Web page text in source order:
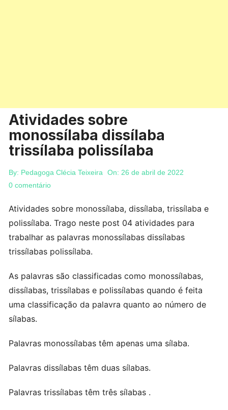
Atividades sobre
monossílaba dissílaba
trissílaba polissílaba
By: Pedagoga Clécia Teixeira On: 26 de abril de 2022
0 comentário
Atividades sobre monossílaba, dissílaba, trissílaba e
polissílaba. Trago neste post 04 atividades para
trabalhar as palavras monossílabas dissílabas
trissílabas polissílaba.
As palavras são classificadas como monossílabas,
dissílabas, trissílabas e polissílabas quando é feita
uma classificação da palavra quanto ao número de
sílabas.
Palavras monossílabas têm apenas uma sílaba.
Palavras dissílabas têm duas sílabas.
Palavras trissílabas têm três sílabas .